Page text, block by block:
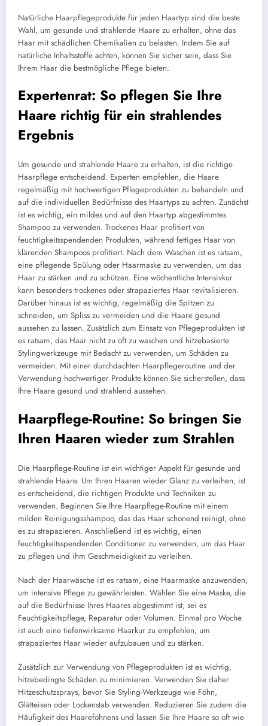
Natürliche Haarpflegeprodukte für jeden Haartyp sind die beste
Wahl, um gesunde und strahlende Haare zu erhalten, ohne das
Haar mit schädlichen Chemikalien zu belasten. Indem Sie auf
natürliche Inhaltsstoffe achten, können Sie sicher sein, dass Sie
Ihrem Haar die bestmögliche Pflege bieten.
Expertenrat: So pflegen Sie Ihre
Haare richtig für ein strahlendes
Ergebnis
Um gesunde und strahlende Haare zu erhalten, ist die richtige
Haarpflege entscheidend. Experten empfehlen, die Haare
regelmäßig mit hochwertigen Pflegeprodukten zu behandeln und
auf die individuellen Bedürfnisse des Haartyps zu achten. Zunächst
ist es wichtig, ein mildes und auf den Haartyp abgestimmtes
Shampoo zu verwenden. Trockenes Haar profitiert von
feuchtigkeitsspendenden Produkten, während fettiges Haar von
klärenden Shampoos profitiert. Nach dem Waschen ist es ratsam,
eine pflegende Spülung oder Haarmaske zu verwenden, um das
Haar zu stärken und zu schützen. Eine wöchentliche Intensivkur
kann besonders trockenes oder strapaziertes Haar revitalisieren.
Darüber hinaus ist es wichtig, regelmäßig die Spitzen zu
schneiden, um Spliss zu vermeiden und die Haare gesund
aussehen zu lassen. Zusätzlich zum Einsatz von Pflegeprodukten ist
es ratsam, das Haar nicht zu oft zu waschen und hitzebasierte
Stylingwerkzeuge mit Bedacht zu verwenden, um Schäden zu
vermeiden. Mit einer durchdachten Haarpflegeroutine und der
Verwendung hochwertiger Produkte können Sie sicherstellen, dass
Ihre Haare gesund und strahlend aussehen.
Haarpflege-Routine: So bringen Sie
Ihren Haaren wieder zum Strahlen
Die Haarpflege-Routine ist ein wichtiger Aspekt für gesunde und
strahlende Haare. Um Ihren Haaren wieder Glanz zu verleihen, ist
es entscheidend, die richtigen Produkte und Techniken zu
verwenden. Beginnen Sie Ihre Haarpflege-Routine mit einem
milden Reinigungsshampoo, das das Haar schonend reinigt, ohne
es zu strapazieren. Anschließend ist es wichtig, einen
feuchtigkeitsspendenden Conditioner zu verwenden, um das Haar
zu pflegen und ihm Geschmeidigkeit zu verleihen.
Nach der Haarwäsche ist es ratsam, eine Haarmaske anzuwenden,
um intensive Pflege zu gewährleisten. Wählen Sie eine Maske, die
auf die Bedürfnisse Ihres Haares abgestimmt ist, sei es
Feuchtigkeitspflege, Reparatur oder Volumen. Einmal pro Woche
ist auch eine tiefenwirksame Haarkur zu empfehlen, um
strapaziertes Haar wieder aufzubauen und zu stärken.
Zusätzlich zur Verwendung von Pflegeprodukten ist es wichtig,
hitzebedingte Schäden zu minimieren. Verwenden Sie daher
Hitzeschutzsprays, bevor Sie Styling-Werkzeuge wie Föhn,
Glätteisen oder Lockenstab verwenden. Reduzieren Sie zudem die
Häufigkeit des Haareföhnens und lassen Sie Ihre Haare so oft wie